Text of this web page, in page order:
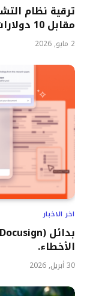
مقابل 10 دولارات فقط.
2 مايو, 2026
اخر الاخبار
الأخطاء.
30 أبريل, 2026